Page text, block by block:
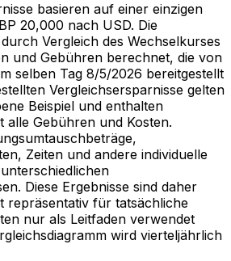
basieren auf einer einzigen
20,000 nach USD. Die
Vergleich des Wechselkurses
und Gebühren berechnet, die von
selben Tag 8/5/2026 bereitgestellt
Vergleichsersparnisse gelten
Beispiel und enthalten
alle Gebühren und Kosten.
Zeiten und andere individuelle
Diese Ergebnisse sind daher
repräsentativ für tatsächliche
nur als Leitfaden verwendet
wird vierteljährlich